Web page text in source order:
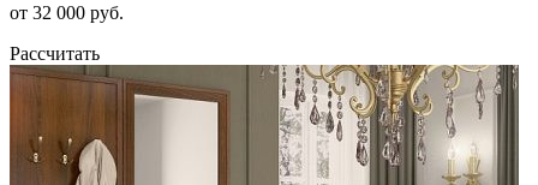
от 32 000 руб.
Рассчитать